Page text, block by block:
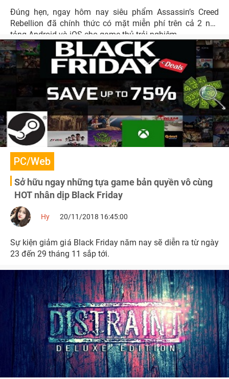
Đúng hẹn, ngay hôm nay siêu phẩm Assassin’s Creed
Rebellion đã chính thức có mặt miễn phí trên cả 2 nền
tảng Android và iOS cho game thủ trải nghiệm.
PC/Web
Sở hữu ngay những tựa game bản quyền vô cùng
HOT nhân dịp Black Friday
Hy 20/11/2018 16:45:00
Sự kiện giảm giá Black Friday năm nay sẽ diễn ra từ ngày
23 đến 29 tháng 11 sắp tới.